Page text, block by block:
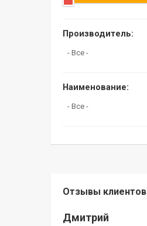
Производитель:
Наименование:
Отзывы клиентов
Дмитрий